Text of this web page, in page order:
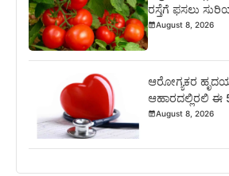
ರಸ್ತೆಗೆ ಫಸಲು
August 8, 2026
ಆರೋಗ್ಯಕರ
ಆಹಾರದಲ್ಲಿರಲಿ ಈ
August 8, 2026